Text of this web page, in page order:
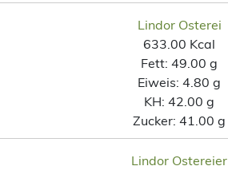
Lindor Osterei
633.00 Kcal
Fett: 49.00 g
Eiweis: 4.80 g
KH: 42.00 g
Zucker: 41.00 g
Lindor Ostereier